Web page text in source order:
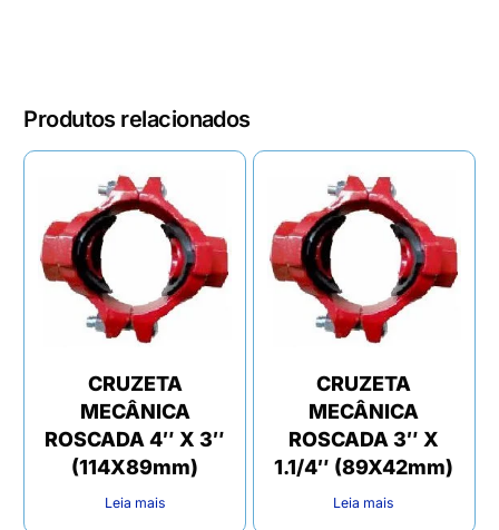
Produtos relacionados
CRUZETA
MECÂNICA
ROSCADA 4″ X 3″
(114X89mm)
Leia mais
CRUZETA
MECÂNICA
ROSCADA 3″ X
1.1/4″ (89X42mm)
Leia mais